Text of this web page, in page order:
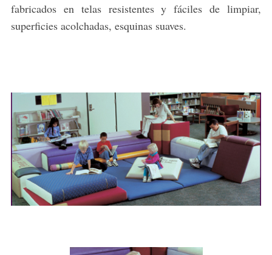
fabricados en telas resistentes y fáciles de limpiar,
superficies acolchadas, esquinas suaves.